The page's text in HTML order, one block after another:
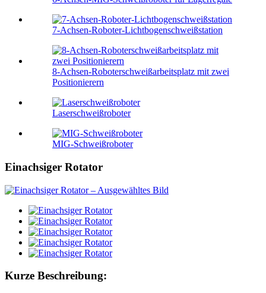
7-Achsen-Roboter-Lichtbogenschweißstation
8-Achsen-Roboterschweißarbeitsplatz mit zwei
Positionierern
Laserschweißroboter
MIG-Schweißroboter
Einachsiger Rotator
Kurze Beschreibung: